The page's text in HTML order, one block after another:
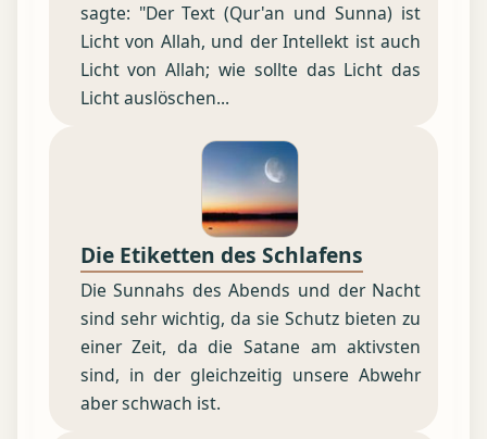
sagte: "Der Text (Qur'an und Sunna) ist
Licht von Allah, und der Intellekt ist auch
Licht von Allah; wie sollte das Licht das
Licht auslöschen...
Die Etiketten des Schlafens
Die Sunnahs des Abends und der Nacht
sind sehr wichtig, da sie Schutz bieten zu
einer Zeit, da die Satane am aktivsten
sind, in der gleichzeitig unsere Abwehr
aber schwach ist.